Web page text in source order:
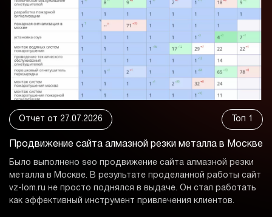
Отчет от 27.07.2026 Топ 1
Продвижение сайта алмазной резки металла в Москве
Было выполнено seo продвижение сайта алмазной резки
металла в Москве. В результате проделанной работы сайт
vz-lom.ru не просто поднялся в выдаче. Он стал работать
как эффективный инструмент привлечения клиентов.